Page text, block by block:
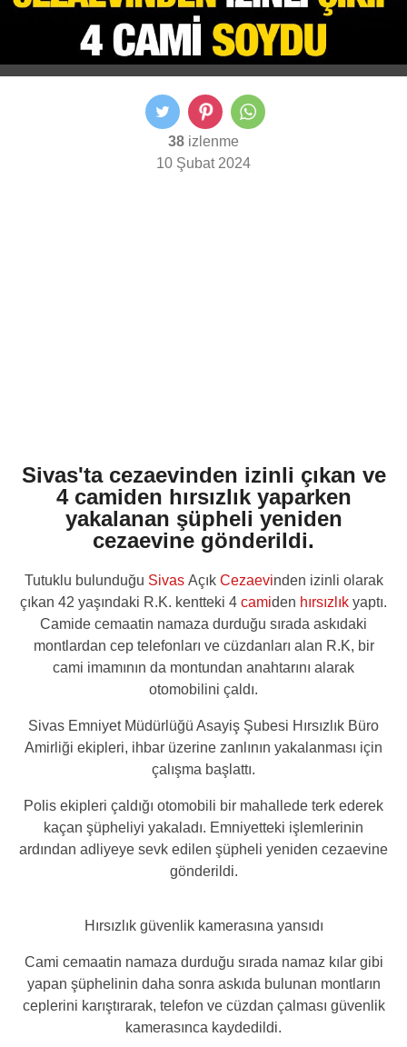
38 izlenme
10 Şubat 2024
Sivas'ta cezaevinden izinli çıkan ve
4 camiden hırsızlık yaparken
yakalanan şüpheli yeniden
cezaevine gönderildi.
Tutuklu bulunduğu SivasAçık Cezaevinden izinli olarak
çıkan 42 yaşındaki R.K. kentteki 4 camiden hırsızlık yaptı.
Camide cemaatin namaza durduğu sırada askıdaki
montlardan cep telefonları ve cüzdanları alan R.K, bir
cami imamının da montundan anahtarını alarak
otomobilini çaldı.
Sivas Emniyet Müdürlüğü Asayiş Şubesi Hırsızlık Büro
Amirliği ekipleri, ihbar üzerine zanlının yakalanması için
çalışma başlattı.
Polis ekipleri çaldığı otomobili bir mahallede terk ederek
kaçan şüpheliyi yakaladı. Emniyetteki işlemlerinin
ardından adliyeye sevk edilen şüpheli yeniden cezaevine
gönderildi.
Hırsızlık güvenlik kamerasına yansıdı
Cami cemaatin namaza durduğu sırada namaz kılar gibi
yapan şüphelinin daha sonra askıda bulunan montların
ceplerini karıştırarak, telefon ve cüzdan çalması güvenlik
kamerasınca kaydedildi.